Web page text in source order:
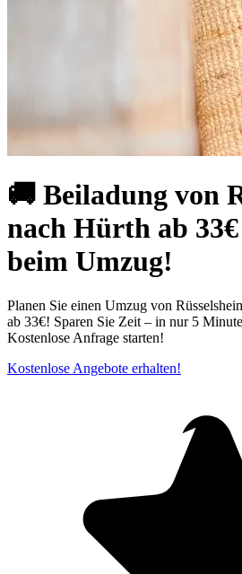
🚚 Beiladung von
nach Hürth ab
beim Umzug!
Planen Sie einen Umzug von
ab 33€! Sparen Sie Zeit – in nur 5
Kostenlose Anfrage starten!
Kostenlose Angebote erhalten!